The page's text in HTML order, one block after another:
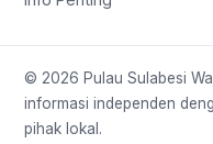
© 2026 Pulau Sulabesi
informasi independen
pihak lokal.